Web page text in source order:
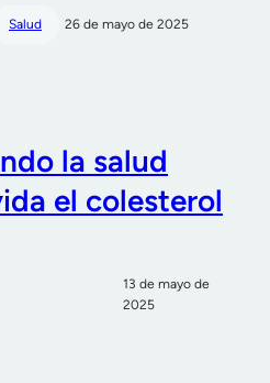
Salud 26 de mayo de 2025
la salud
el colesterol
13 de mayo de
2025